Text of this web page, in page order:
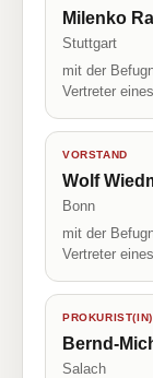
Milenko
Stuttgart
mit der
Vertreter
VORSTAND
Wolf
Bonn
mit der
Vertreter
PROKURIST(IN)
Bernd-
Salach